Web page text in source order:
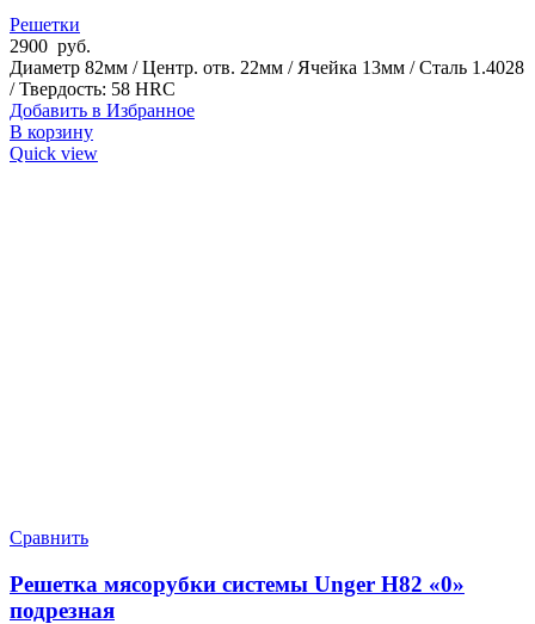
Решетки
2900 руб.
Диаметр 82мм / Центр. отв. 22мм / Ячейка 13мм / Сталь 1.4028
/ Твердость: 58 HRC
Добавить в Избранное
В корзину
Quick view
Сравнить
Решетка мясорубки системы Unger H82 «0»
подрезная